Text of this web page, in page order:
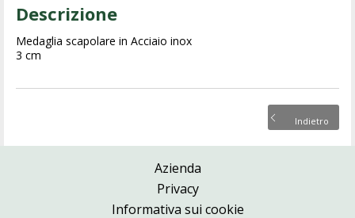
Descrizione
Medaglia scapolare in Acciaio inox
3 cm
Indietro
Azienda
Privacy
Informativa sui cookie